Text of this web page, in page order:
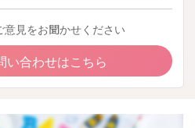
見をお聞かせください
い合わせはこちら